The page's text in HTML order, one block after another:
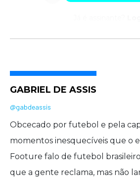
Acesse
com
exclusividade
este
conteúdo
produzido
por
GABRIEL DE ASSIS
@gabdeassis
Obcecado por futebol e pela
momentos inesquecíveis que o
Footure falo de futebol
que a gente reclama, mas não